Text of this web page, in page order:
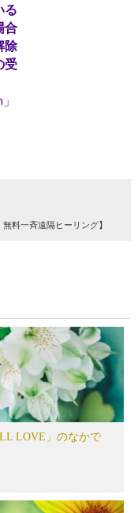
る
合
除
受
料一斉遠隔ヒーリング】
LOVE」のなかで